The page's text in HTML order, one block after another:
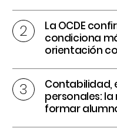
La OCDE
condiciona
orientación
Contabilidad,
personales:
formar